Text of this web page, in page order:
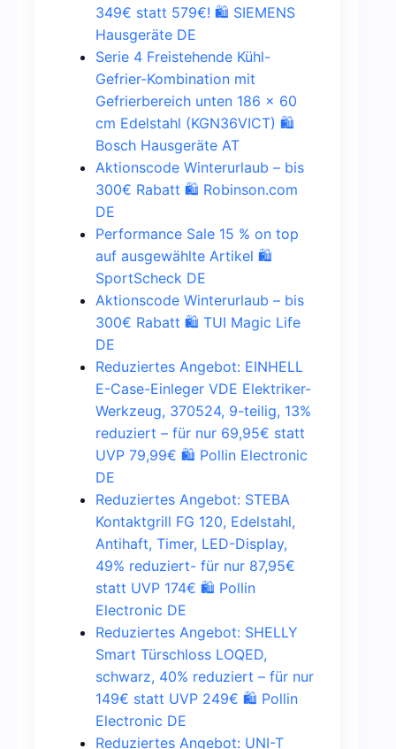
349€ statt 579€! 🛍️ SIEMENS
Hausgeräte DE
Serie 4 Freistehende Kühl-
Gefrier-Kombination mit
Gefrierbereich unten 186 x 60
cm Edelstahl (KGN36VICT) 🛍️
Bosch Hausgeräte AT
Aktionscode Winterurlaub – bis
300€ Rabatt 🛍️ Robinson.com
DE
Performance Sale 15 % on top
auf ausgewählte Artikel 🛍️
SportScheck DE
Aktionscode Winterurlaub – bis
300€ Rabatt 🛍️ TUI Magic Life
DE
Reduziertes Angebot: EINHELL
E-Case-Einleger VDE Elektriker-
Werkzeug, 370524, 9-teilig, 13%
reduziert – für nur 69,95€ statt
UVP 79,99€ 🛍️ Pollin Electronic
DE
Reduziertes Angebot: STEBA
Kontaktgrill FG 120, Edelstahl,
Antihaft, Timer, LED-Display,
49% reduziert- für nur 87,95€
statt UVP 174€ 🛍️ Pollin
Electronic DE
Reduziertes Angebot: SHELLY
Smart Türschloss LOQED,
schwarz, 40% reduziert – für nur
149€ statt UVP 249€ 🛍️ Pollin
Electronic DE
Reduziertes Angebot: UNI-T